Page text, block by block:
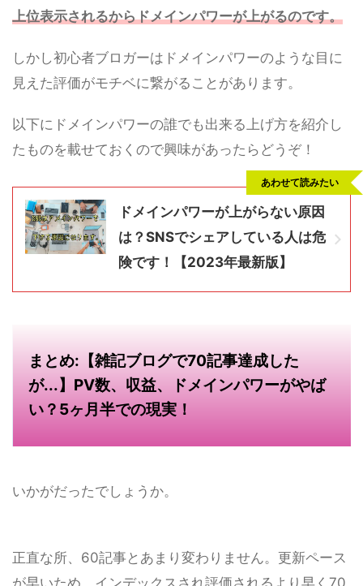
上位表示されるからドメインパワーが上がるのです。
しかし初心者ブロガーはドメインパワーのような目に
見えた評価がモチベに繋がることがあります。
以下にドメインパワーの誰でも出来る上げ方を紹介し
たものを載せておくので興味があったらどうぞ！
ドメインパワーが上がらない原因
は？SNSでシェアしている人は危
険です！【2023年最新版】
あわせて読みたい
まとめ:【雑記ブログで70記事達成した
が...】PV数、収益、ドメインパワーがやば
い？5ヶ月半での現実！
いかがだったでしょうか。
正直な所、60記事とあまり変わりません。更新ペース
が早いため、インデックスされ評価されるより早く70